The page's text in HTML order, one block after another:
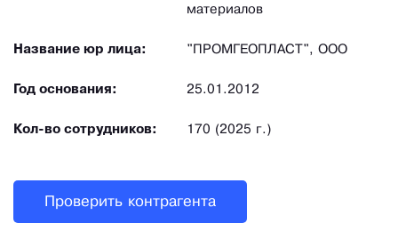
материалов
Название юр лица: "ПРОМГЕОПЛАСТ", ООО
Год основания: 25.01.2012
Кол-во сотрудников: 170 (2025 г.)
Проверить контрагента